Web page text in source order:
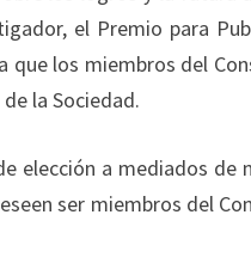
el Premio para
que los miembros del
la Sociedad.
elección a mediados de
ser miembros del